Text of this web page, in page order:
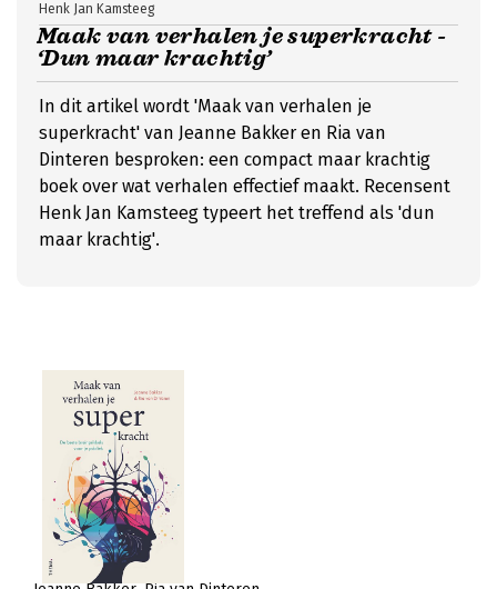
Maak van verhalen je superkracht -
‘Dun maar krachtig’
Henk Jan Kamsteeg
In dit artikel wordt 'Maak van verhalen je
superkracht' van Jeanne Bakker en Ria van
Dinteren besproken: een compact maar krachtig
boek over wat verhalen effectief maakt. Recensent
Henk Jan Kamsteeg typeert het treffend als 'dun
maar krachtig'.